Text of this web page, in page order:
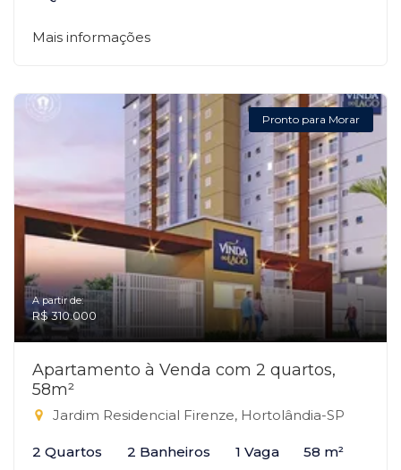
Mais informações
Pronto para Morar
A partir de:
R$ 310.000
Apartamento à Venda com 2 quartos,
58m²
Jardim Residencial Firenze, Hortolândia-SP
2 Quartos 2 Banheiros 1 Vaga 58 m²